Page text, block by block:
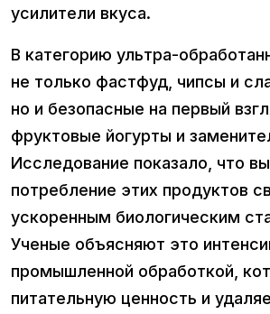
усилители вкуса.
В категорию ультра-
не только фастфуд, чипсы и
но и безопасные на первый
фруктовые йогурты и
Исследование показало, что
потребление этих продуктов
ускоренным биологическим
Ученые объясняют это
промышленной обработкой,
питательную ценность и